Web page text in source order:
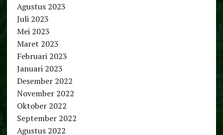
Agustus 2023
Juli 2023
Mei 2023
Maret 2023
Februari 2023
Januari 2023
Desember 2022
November 2022
Oktober 2022
September 2022
Agustus 2022